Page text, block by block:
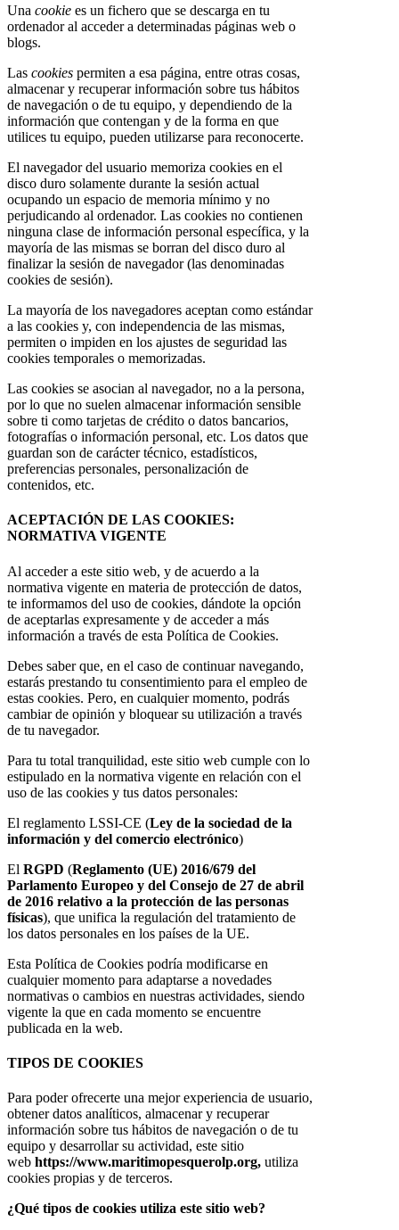
Una cookie es un fichero que se descarga en tu
ordenador al acceder a determinadas páginas web o
blogs.
Las cookies permiten a esa página, entre otras cosas,
almacenar y recuperar información sobre tus hábitos
de navegación o de tu equipo, y dependiendo de la
información que contengan y de la forma en que
utilices tu equipo, pueden utilizarse para reconocerte.
El navegador del usuario memoriza cookies en el
disco duro solamente durante la sesión actual
ocupando un espacio de memoria mínimo y no
perjudicando al ordenador. Las cookies no contienen
ninguna clase de información personal específica, y la
mayoría de las mismas se borran del disco duro al
finalizar la sesión de navegador (las denominadas
cookies de sesión).
La mayoría de los navegadores aceptan como estándar
a las cookies y, con independencia de las mismas,
permiten o impiden en los ajustes de seguridad las
cookies temporales o memorizadas.
Las cookies se asocian al navegador, no a la persona,
por lo que no suelen almacenar información sensible
sobre ti como tarjetas de crédito o datos bancarios,
fotografías o información personal, etc. Los datos que
guardan son de carácter técnico, estadísticos,
preferencias personales, personalización de
contenidos, etc.
ACEPTACIÓN DE LAS COOKIES:
NORMATIVA VIGENTE
Al acceder a este sitio web, y de acuerdo a la
normativa vigente en materia de protección de datos,
te informamos del uso de cookies, dándote la opción
de aceptarlas expresamente y de acceder a más
información a través de esta Política de Cookies.
Debes saber que, en el caso de continuar navegando,
estarás prestando tu consentimiento para el empleo de
estas cookies. Pero, en cualquier momento, podrás
cambiar de opinión y bloquear su utilización a través
de tu navegador.
Para tu total tranquilidad, este sitio web cumple con lo
estipulado en la normativa vigente en relación con el
uso de las cookies y tus datos personales:
El reglamento LSSI-CE (Ley de la sociedad de la
información y del comercio electrónico)
El RGPD (Reglamento (UE) 2016/679 del
Parlamento Europeo y del Consejo de 27 de abril
de 2016 relativo a la protección de las personas
físicas), que unifica la regulación del tratamiento de
los datos personales en los países de la UE.
Esta Política de Cookies podría modificarse en
cualquier momento para adaptarse a novedades
normativas o cambios en nuestras actividades, siendo
vigente la que en cada momento se encuentre
publicada en la web.
TIPOS DE COOKIES
Para poder ofrecerte una mejor experiencia de usuario,
obtener datos analíticos, almacenar y recuperar
información sobre tus hábitos de navegación o de tu
equipo y desarrollar su actividad, este sitio
web https://www.maritimopesquerolp.org, utiliza
cookies propias y de terceros.
¿Qué tipos de cookies utiliza este sitio web?